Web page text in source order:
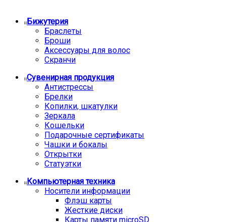
Бижутерия
Браслеты
Броши
Аксессуары для волос
Скранчи
Сувенирная продукция
Антистрессы
Брелки
Копилки, шкатулки
Зеркала
Кошельки
Подарочные сертификаты
Чашки и бокалы
Открытки
Статуэтки
Компьютерная техника
Носители информации
Флэш карты
Жесткие диски
Карты памяти microSD